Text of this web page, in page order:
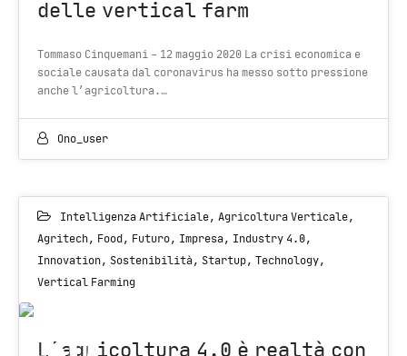
delle vertical farm
Tommaso Cinquemani - 12 maggio 2020 La crisi economica e
sociale causata dal coronavirus ha messo sotto pressione
anche l’agricoltura.…
Ono_user
Intelligenza Artificiale, Agricoltura Verticale,
Agritech, Food , Futuro, Impresa, Industry 4.0,
Innovation, Sostenibilità, Startup, Technology,
Vertical Farming
L’agricoltura 4.0 è realtà con